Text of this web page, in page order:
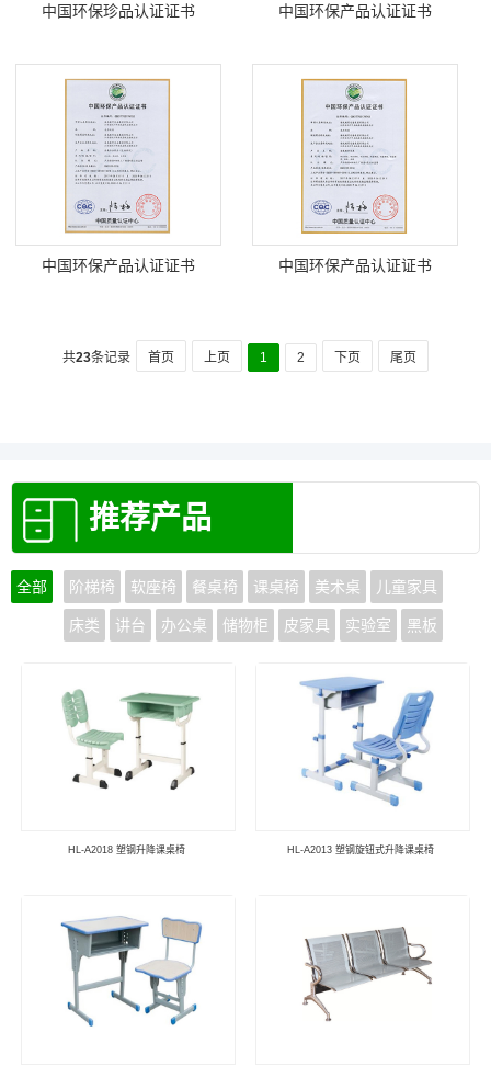
中国环保珍品认证证书 中国环保产品认证证书
中国环保产品认证证书 中国环保产品认证证书
共23条记录 首页 上页 1 2 下页 尾页
推荐产品
全部 阶梯椅 软座椅 餐桌椅 课桌椅 美术桌 儿童家具
床类 讲台 办公桌 储物柜 皮家具 实验室 黑板
HL-A2018 塑钢升降课桌椅 HL-A2013 塑钢旋钮式升降课桌椅